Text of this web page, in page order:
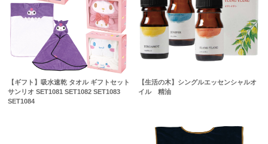
【ギフト】吸水速乾 タオル ギフトセット
サンリオ SET1081 SET1082 SET1083
SET1084
【生活の木】シングルエッセンシャルオ
イル 精油